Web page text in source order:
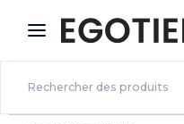
× Appli Egotier
Meilleurs prix sur